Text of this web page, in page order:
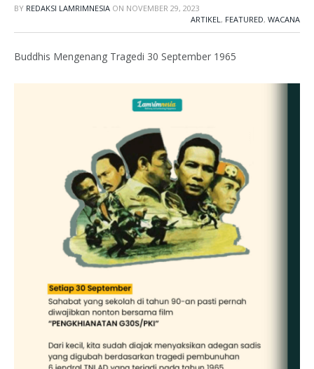
BY REDAKSI LAMRIMNESIA ON NOVEMBER 29, 2023
ARTIKEL, FEATURED, WACANA
Buddhis Mengenang Tragedi 30 September 1965